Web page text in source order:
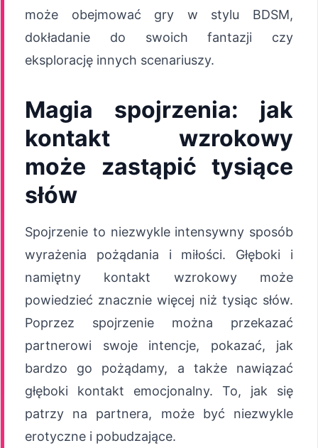
może obejmować gry w stylu BDSM,
dokładanie do swoich fantazji czy
eksplorację innych scenariuszy.
Magia spojrzenia: jak
kontakt wzrokowy
może zastąpić tysiące
słów
Spojrzenie to niezwykle intensywny sposób
wyrażenia pożądania i miłości. Głęboki i
namiętny kontakt wzrokowy może
powiedzieć znacznie więcej niż tysiąc słów.
Poprzez spojrzenie można przekazać
partnerowi swoje intencje, pokazać, jak
bardzo go pożądamy, a także nawiązać
głęboki kontakt emocjonalny. To, jak się
patrzy na partnera, może być niezwykle
erotyczne i pobudzające.